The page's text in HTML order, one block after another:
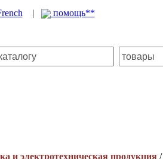
| помощь**
и электротехническая продукция/